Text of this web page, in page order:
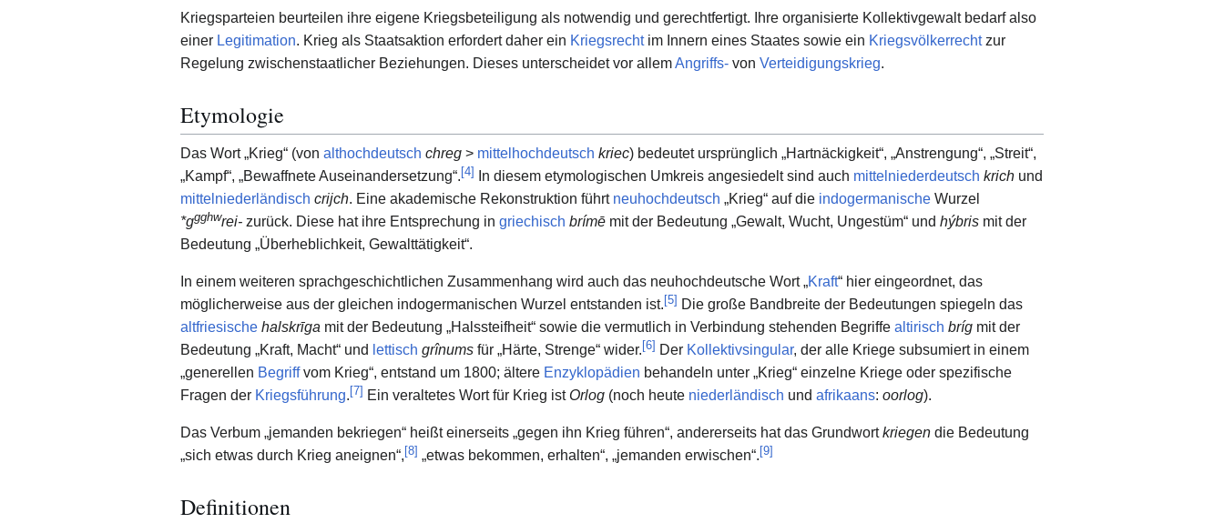
Kriegsparteien beurteilen ihre eigene Kriegsbeteiligung als notwendig und gerechtfertigt. Ihre organisierte Kollektivgewalt bedarf also
einer Legitimation. Krieg als Staatsaktion erfordert daher ein Kriegsrechtim Innern eines Staates sowie ein Kriegsvölkerrechtzur
Regelung zwischenstaatlicher Beziehungen. Dieses unterscheidet vor allemAngriffs- von Verteidigungskrieg.
Etymologie
Das Wort „Krieg“ (von althochdeutsch chreg > mittelhochdeutsch kriec) bedeutet ursprünglich „Hartnäckigkeit“, „Anstrengung“, „Streit“,
„Kampf“, „Bewaffnete Auseinandersetzung“. [4] In diesem etymologischen Umkreis angesiedelt sind auch mittelniederdeutsch krich und
mittelniederländisch crijch. Eine akademische Rekonstruktion führt neuhochdeutsch „Krieg“ auf die indogermanische Wurzel
*ggghwrei- zurück. Diese hat ihre Entsprechung in griechisch brímē mit der Bedeutung „Gewalt, Wucht, Ungestüm“ und hýbris mit der
Bedeutung „Überheblichkeit, Gewalttätigkeit“.
In einem weiteren sprachgeschichtlichen Zusammenhang wird auch das neuhochdeutsche Wort „Kraft“ hier eingeordnet, das
möglicherweise aus der gleichen indogermanischen Wurzel entstanden ist. [5] Die große Bandbreite der Bedeutungen spiegeln das
altfriesische halskrīga mit der Bedeutung „Halssteifheit“ sowie die vermutlich in Verbindung stehenden Begriffe altirisch bríg mit der
Bedeutung „Kraft, Macht“ und lettisch grînums für „Härte, Strenge“ wider. [6] Der Kollektivsingular, der alle Kriege subsumiert in einem
„generellen Begriffvom Krieg“, entstand um 1800; ältere Enzyklopädien behandeln unter „Krieg“ einzelne Kriege oder spezifische
Fragen der Kriegsführung. [7] Ein veraltetes Wort für Krieg ist Orlog (noch heute niederländisch und afrikaans: oorlog).
Das Verbum „jemanden bekriegen“ heißt einerseits „gegen ihn Krieg führen“, andererseits hat das Grundwortkriegen die Bedeutung
„sich etwas durch Krieg aneignen“, [8] „etwas bekommen, erhalten“, „jemanden erwischen“. [9]
Definitionen